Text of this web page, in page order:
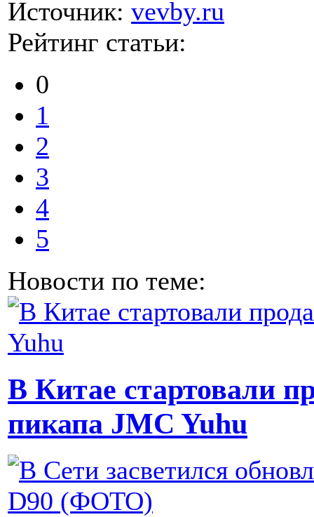
Источник: vevby.ru
Рейтинг статьи:
0
1
2
3
4
5
Новости по теме:
В Китае стартовали
пикапа JMC Yuhu